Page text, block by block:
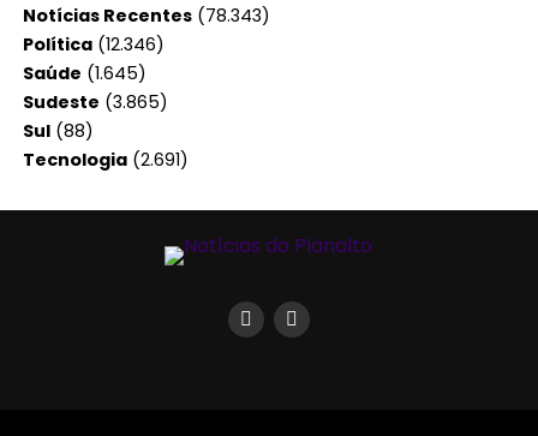
Notícias Recentes(78.343)
Política(12.346)
Saúde (1.645)
Sudeste (3.865)
Sul(88)
Tecnologia(2.691)